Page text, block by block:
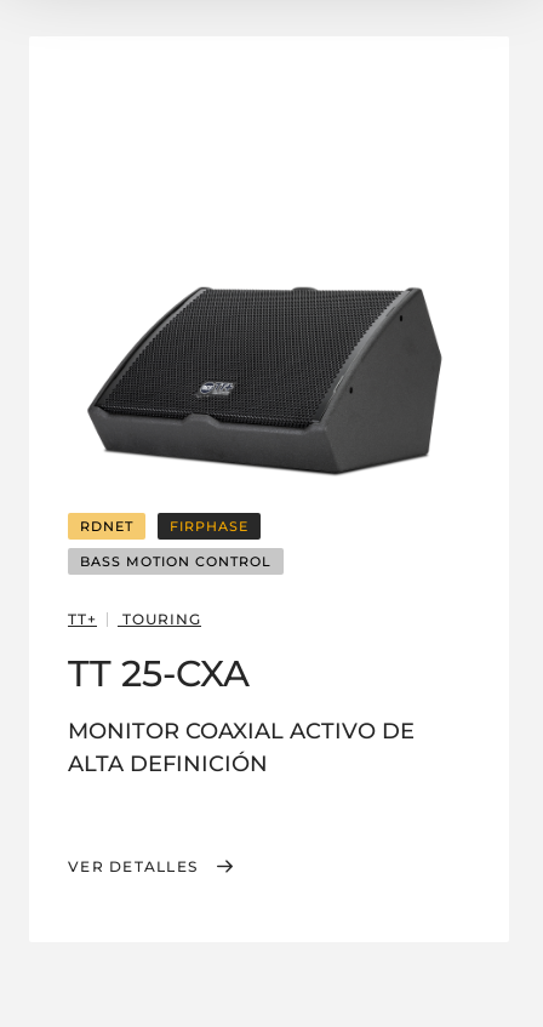
RDNET FIRPHASE
BASS MOTION CONTROL
TT+ TOURING
TT 25-CXA
MONITOR COAXIAL ACTIVO DE
ALTA DEFINICIÓN
VER DETALLES